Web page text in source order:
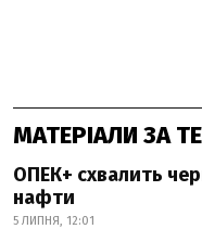
МАТЕРІАЛИ ЗА
ОПЕК+ схвалить
нафти
5 ЛИПНЯ, 12:01